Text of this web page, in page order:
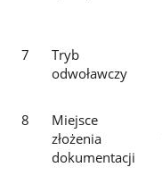
7
Tryb
odwoławczy
8
Miejsce
złożenia
dokumentacji